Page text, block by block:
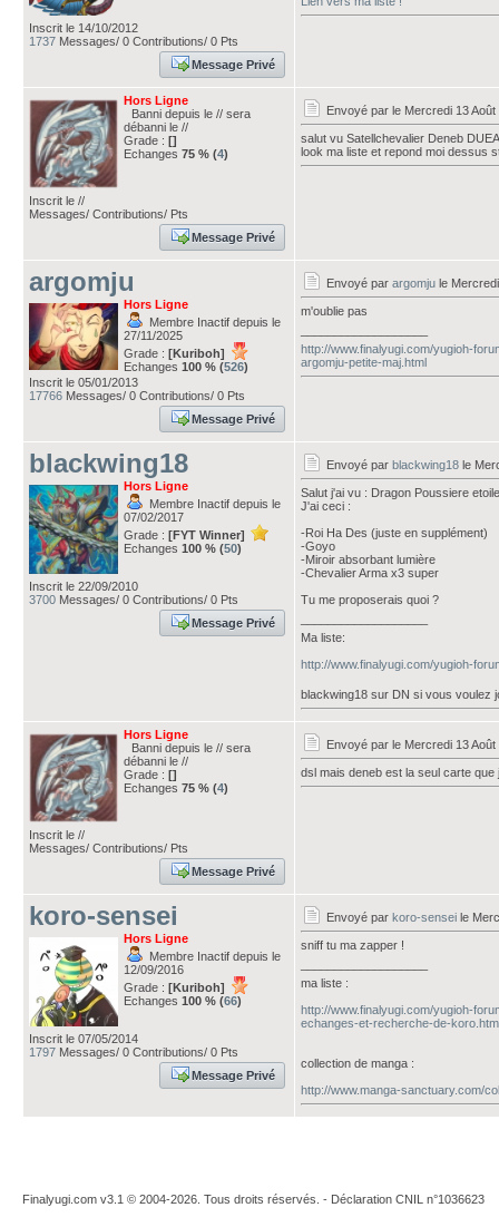
Inscrit le 14/10/2012
1737 Messages/ 0 Contributions/ 0 Pts
Message Privé
Hors Ligne
Banni depuis le // sera
débanni le //
Grade : []
Echanges 75 % (4)
Inscrit le //
Messages/ Contributions/ Pts
Message Privé
Envoyé par le Mercredi 13 Août
salut vu Satellchevalier Deneb DUEA
look ma liste et repond moi dessus
argomju
Hors Ligne
Membre Inactif depuis le
27/11/2025
Grade : [Kuriboh]
Echanges 100 % (526)
Inscrit le 05/01/2013
17766 Messages/ 0 Contributions/ 0 Pts
Message Privé
Envoyé par argomju le
m'oublie pas
http://www.finalyugi.com/yugioh-
argomju-petite-maj.html
blackwing18
Hors Ligne
Membre Inactif depuis le
07/02/2017
Grade : [FYT Winner]
Echanges 100 % (50)
Inscrit le 22/09/2010
3700 Messages/ 0 Contributions/ 0 Pts
Message Privé
Envoyé par blackwing18 le
Salut j'ai vu : Dragon Poussiere
J'ai ceci :
-Roi Ha Des (juste en supplément)
-Goyo
-Miroir absorbant lumière
-Chevalier Arma x3 super
Tu me proposerais quoi ?
Ma liste:
http://www.finalyugi.com/yugioh-
blackwing18 sur DN si vous voulez
Hors Ligne
Banni depuis le // sera
débanni le //
Grade : []
Echanges 75 % (4)
Inscrit le //
Messages/ Contributions/ Pts
Message Privé
Envoyé par le Mercredi 13
dsl mais deneb est la seul carte
koro-sensei
Hors Ligne
Membre Inactif depuis le
12/09/2016
Grade : [Kuriboh]
Echanges 100 % (66)
Inscrit le 07/05/2014
1797 Messages/ 0 Contributions/ 0 Pts
Message Privé
Envoyé par koro-sensei le
sniff tu ma zapper !
ma liste :
http://www.finalyugi.com/yugioh-
echanges-et-recherche-de-
collection de manga :
http://www.manga-sanctuary.com/
Finalyugi.com v3.1 © 2004-2026. Tous droits réservés. - Déclaration CNIL n°1036623